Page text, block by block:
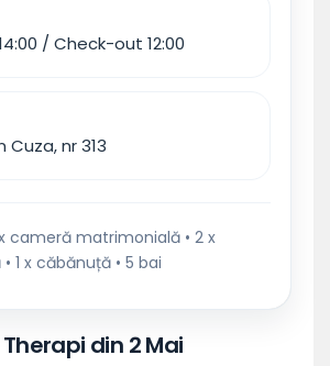
/ Check-out 12:00
Cuza, nr 313
cameră matrimonială • 2 x
1 x căbănuță • 5 bai
din 2 Mai